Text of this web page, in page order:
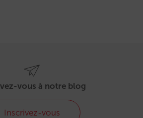
vous à notre blog
Inscrivez-vous